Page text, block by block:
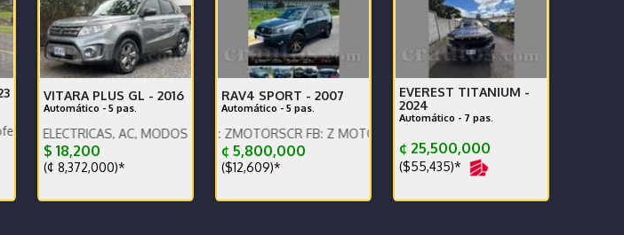
VITARA PLUS GL - 2016
Automático - 5 pas.
AC, MODOS DE MANEJO, BT, ALL GRIP
$ 18,200
(¢ 8,372,000)*
RAV4 SPORT - 2007
Automático - 5 pas.
ENGLISH SPOKEN, IG: ZMOTORSCR FB: Z MOTORS. Contáctenos x WhatsApp.
¢ 5,800,000
($12,609)*
EVEREST TITANIUM -
2024
Automático - 7 pas.
¢ 25,500,000
($55,435)*